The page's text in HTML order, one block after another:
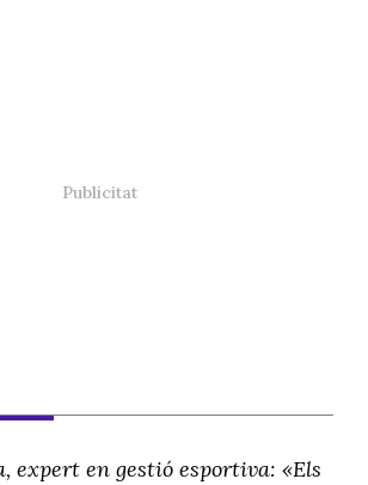
expert en gestió esportiva: «Els